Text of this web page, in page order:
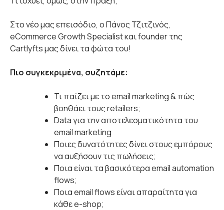
Στο νέο μας επεισόδιο, ο Πάνος Τζιτζινός,
eCommerce Growth Specialist και founder της
Cartlyfts μας δίνει τα φώτα του!
Πιο συγκεκριμένα, συζητάμε:
Τι παίζει με το email marketing & πώς
βοηθάει τους retailers;
Data για την αποτελεσματικότητα του
email marketing
Ποιες δυνατότητες δίνει στους εμπόρους
να αυξήσουν τις πωλήσεις;
Ποια είναι τα βασικότερα email automation
flows;
Ποια email flows είναι απαραίτητα για
κάθε e-shop;